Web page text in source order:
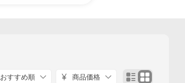
おすすめ順 商品価格